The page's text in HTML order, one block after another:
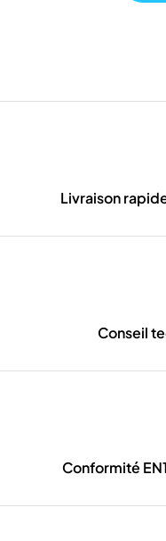
Livraison
Conseil
Conformité